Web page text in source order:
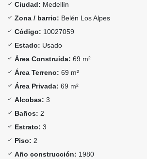
Ciudad: Medellín
Zona / barrio: Belén Los Alpes
Código: 10027059
Estado: Usado
Área Construida: 69 m²
Área Terreno: 69 m²
Área Privada: 69 m²
Alcobas: 3
Baños: 2
Estrato: 3
Piso: 2
Año construcción: 1980